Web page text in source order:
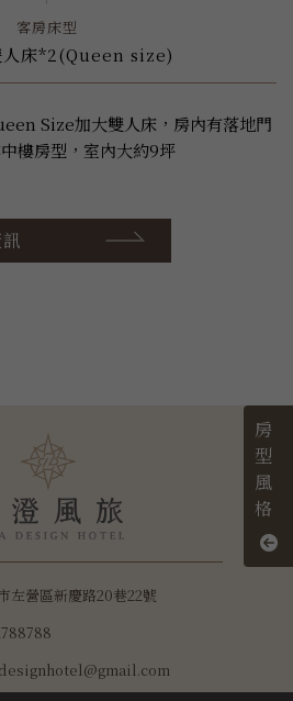
房
型
風
格
人床*2(Queen size)
Size加大雙人床，房內有落地門
樓房型，室內大約9坪
左營區新慶路20巷22號